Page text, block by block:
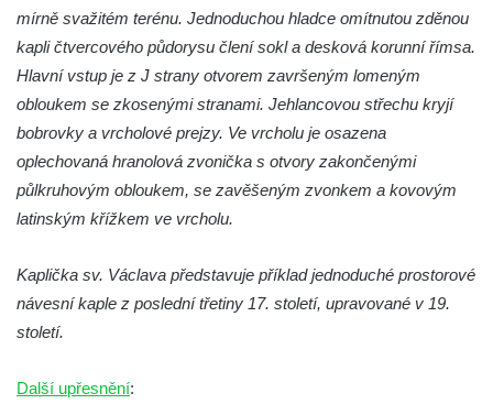
Kaple na křižovatce ulic Budějovická a
Dělnická v Kamenném Újezdě
Bývalý kostel svatých Filipa a Jakuba na
náměstí J. V. Kamarýta ve Velešíně
Kaple na hřbitově ve Velešíně
Márnice na hřbitově ve Velešíně
Kostel svatého Václava ve Velešíně
Kostel svatého Ducha v poutním areálu
Římov
Křížová cesta Římov – XXIV. kaple – Pieta
mírně svažitém terénu. Jednoduchou hladce omítnutou zděnou
kapli čtvercového půdorysu člení sokl a desková korunní římsa.
Hlavní vstup je z J strany otvorem završeným lomeným
obloukem se zkosenými stranami. Jehlancovou střechu kryjí
bobrovky a vrcholové prejzy. Ve vrcholu je osazena
oplechovaná hranolová zvonička s otvory zakončenými
půlkruhovým obloukem, se zavěšeným zvonkem a kovovým
latinským křížkem ve vrcholu.
Kaplička sv. Václava představuje příklad jednoduché prostorové
návesní kaple z poslední třetiny 17. století, upravované v 19.
století.
Další upřesnění: